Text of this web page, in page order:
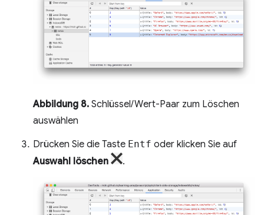
Abbildung 8. Schlüssel/Wert-Paar zum Löschen
auswählen
Drücken Sie die Taste Entf oder klicken Sie auf
Auswahl löschen
.